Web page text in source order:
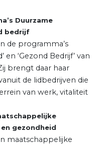
Duurzame
bedrijf
de programma’s
en ‘Gezond Bedrijf’ van
brengt daar haar
de lidbedrijven die
van werk, vitaliteit
gezondheid
maatschappelijke